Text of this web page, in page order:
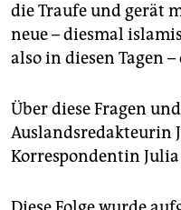
die Traufe und gerät
neue – diesmal
also in diesen Tagen –
Über diese Fragen
Auslandsredakteurin
Korrespondentin